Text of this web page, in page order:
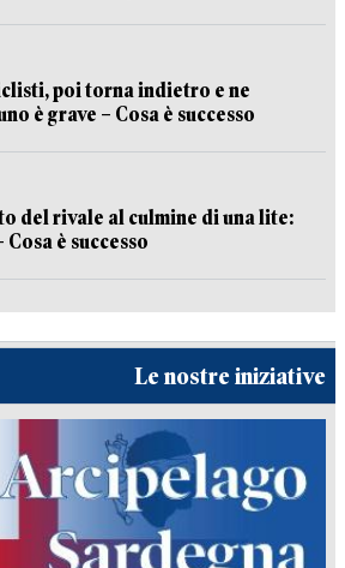
poi torna indietro e ne
è grave – Cosa è successo
del rivale al culmine di una lite:
è successo
Le nostre iniziative